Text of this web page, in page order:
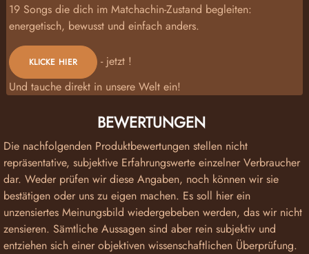
19 Songs die dich im Matchachin-Zustand begleiten:
energetisch, bewusst und einfach anders.
KLICKE HIER
- jetzt !
Und tauche direkt in unsere Welt ein!
BEWERTUNGEN
Die nachfolgenden Produktbewertungen stellen nicht
repräsentative, subjektive Erfahrungswerte einzelner Verbraucher
dar. Weder prüfen wir diese Angaben, noch können wir sie
bestätigen oder uns zu eigen machen. Es soll hier ein
unzensiertes Meinungsbild wiedergebeben werden, das wir nicht
zensieren. Sämtliche Aussagen sind aber rein subjektiv und
entziehen sich einer objektiven wissenschaftlichen Überprüfung.